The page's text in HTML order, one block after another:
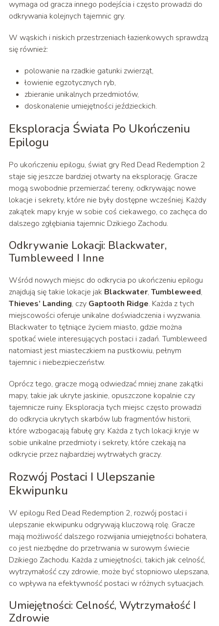
wymaga od gracza innego podejścia i często prowadzi do
odkrywania kolejnych tajemnic gry.
W wąskich i niskich przestrzeniach łazienkowych sprawdzą
się również:
polowanie na rzadkie gatunki zwierząt,
łowienie egzotycznych ryb,
zbieranie unikalnych przedmiotów,
doskonalenie umiejętności jeździeckich.
Eksploracja Świata Po Ukończeniu
Epilogu
Po ukończeniu epilogu, świat gry Red Dead Redemption 2
staje się jeszcze bardziej otwarty na eksplorację. Gracze
mogą swobodnie przemierzać tereny, odkrywając nowe
lokacje i sekrety, które nie były dostępne wcześniej. Każdy
zakątek mapy kryje w sobie coś ciekawego, co zachęca do
dalszego zgłębiania tajemnic Dzikiego Zachodu.
Odkrywanie Lokacji: Blackwater,
Tumbleweed I Inne
Wśród nowych miejsc do odkrycia po ukończeniu epilogu
znajdują się takie lokacje jak Blackwater, Tumbleweed,
Thieves’ Landing, czy Gaptooth Ridge. Każda z tych
miejscowości oferuje unikalne doświadczenia i wyzwania.
Blackwater to tętniące życiem miasto, gdzie można
spotkać wiele interesujących postaci i zadań. Tumbleweed
natomiast jest miasteczkiem na pustkowiu, pełnym
tajemnic i niebezpieczeństw.
Oprócz tego, gracze mogą odwiedzać mniej znane zakątki
mapy, takie jak ukryte jaskinie, opuszczone kopalnie czy
tajemnicze ruiny. Eksploracja tych miejsc często prowadzi
do odkrycia ukrytych skarbów lub fragmentów historii,
które wzbogacają fabułę gry. Każda z tych lokacji kryje w
sobie unikalne przedmioty i sekrety, które czekają na
odkrycie przez najbardziej wytrwałych graczy.
Rozwój Postaci I Ulepszanie
Ekwipunku
W epilogu Red Dead Redemption 2, rozwój postaci i
ulepszanie ekwipunku odgrywają kluczową rolę. Gracze
mają możliwość dalszego rozwijania umiejętności bohatera,
co jest niezbędne do przetrwania w surowym świecie
Dzikiego Zachodu. Każda z umiejętności, takich jak celność,
wytrzymałość czy zdrowie, może być stopniowo ulepszana,
co wpływa na efektywność postaci w różnych sytuacjach.
Umiejętności: Celność, Wytrzymałość I
Zdrowie